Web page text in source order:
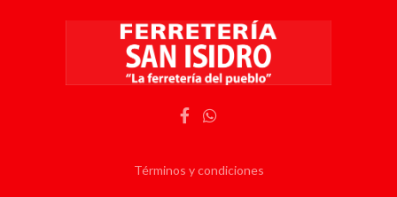
Términos y condiciones